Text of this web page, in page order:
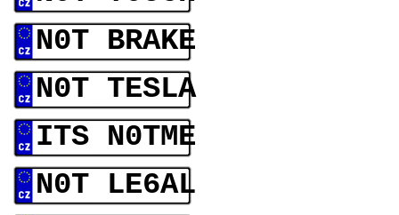
N0T BRAKE
N0T TESLA
ITS N0TME
N0T LE6AL